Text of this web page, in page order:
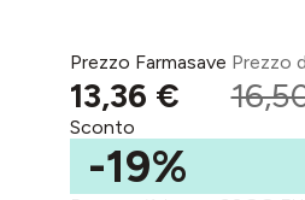
Prezzo Farmasave
13,36 €
Prezzo
Sconto
-19%